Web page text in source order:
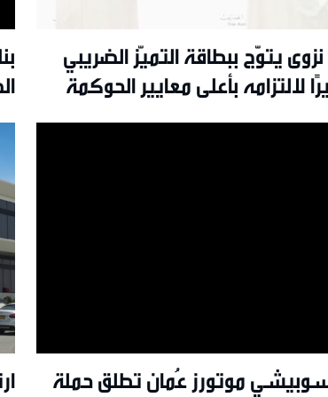
مبتكرة ويواصل
يتوّج ببطاقة التميّز الضريبي
لالتزامه بأعلى معايير الحوكمة
موتورز عُمان تطلق حملة